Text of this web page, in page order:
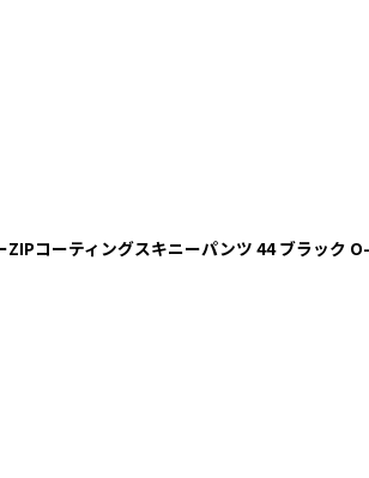
ZIPコーティングスキニーパンツ 44 ブラック